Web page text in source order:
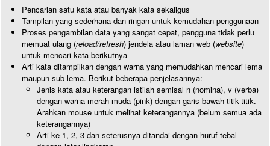
Pencarian satu kata atau banyak kata sekaligus
Tampilan yang sederhana dan ringan untuk kemudahan penggunaan
Proses pengambilan data yang sangat cepat, pengguna tidak perlu
memuat ulang (reload/refresh) jendela atau laman web (website)
untuk mencari kata berikutnya
Arti kata ditampilkan dengan warna yang memudahkan mencari lema
maupun sub lema. Berikut beberapa penjelasannya:
Jenis kata atau keterangan istilah semisal n (nomina), v (verba)
dengan warna merah muda (pink) dengan garis bawah titik-titik.
Arahkan mouse untuk melihat keterangannya (belum semua ada
keterangannya)
Arti ke-1, 2, 3 dan seterusnya ditandai dengan huruf tebal